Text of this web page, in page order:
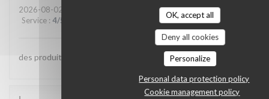
OK, accept all
Deny all cookies
Personalize
Personal data protection policy
Cookie management policy
2026-08-02
Service : 4/5 /5 Value:4/5
des produits de qualite et bien cuisinés;;personnel aimable